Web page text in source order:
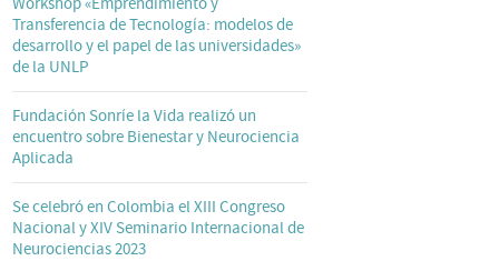
Transferencia de Tecnología: modelos de
desarrollo y el papel de las universidades»
de la UNLP
Fundación Sonríe la Vida realizó un
encuentro sobre Bienestar y Neurociencia
Aplicada
Se celebró en Colombia el XIII Congreso
Nacional y XIV Seminario Internacional de
Neurociencias 2023